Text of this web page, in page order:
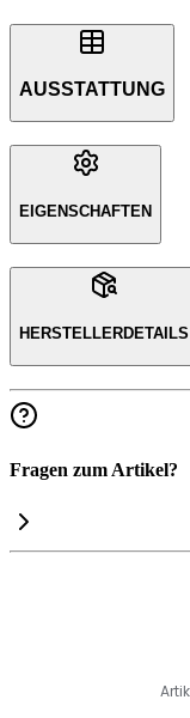
AUSSTATTUNG
EIGENSCHAFTEN
HERSTELLERDETAILS
Fragen zum Artikel?